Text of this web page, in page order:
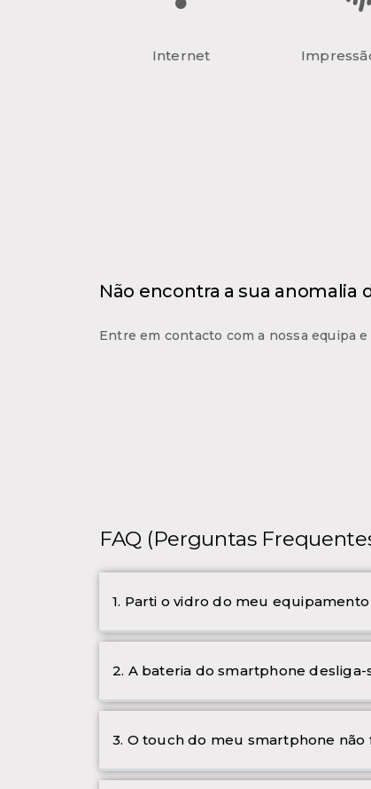
Internet
Não encontra a sua anomalia
Entre em contacto com a nossa equipa
FAQ (Perguntas
1. Parti o vidro do meu
2. A bateria do smartphone
3. O touch do meu smartphone